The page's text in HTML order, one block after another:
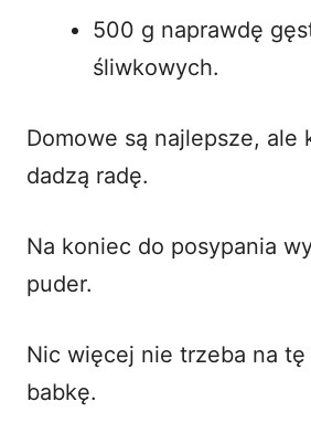
500 g naprawdę
śliwkowych.
Domowe są najlepsze, ale
dadzą radę.
Na koniec do posypania
puder.
Nic więcej nie trzeba na tę
babkę.